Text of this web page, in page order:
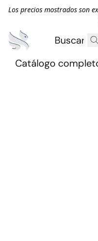
Los precios mostrados son
Catálogo